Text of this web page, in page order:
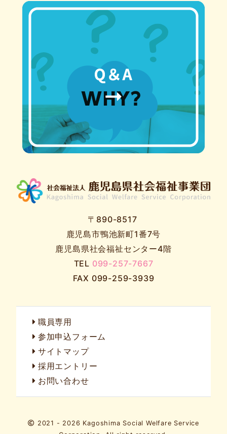
〒890-8517
鹿児島市鴨池新町1番7号
鹿児島県社会福祉センター4階
TEL 099-257-7667
FAX 099-259-3939
職員専用
参加申込フォーム
サイトマップ
採用エントリー
お問い合わせ
2021 - 2026 Kagoshima Social Welfare Service